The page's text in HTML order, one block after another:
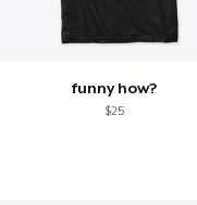
funny how?
$25